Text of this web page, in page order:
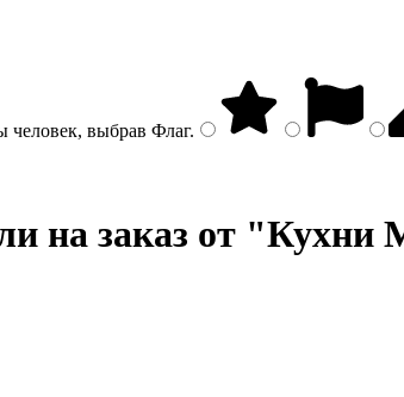
человек, выбрав Флаг.
на заказ от "Кухни